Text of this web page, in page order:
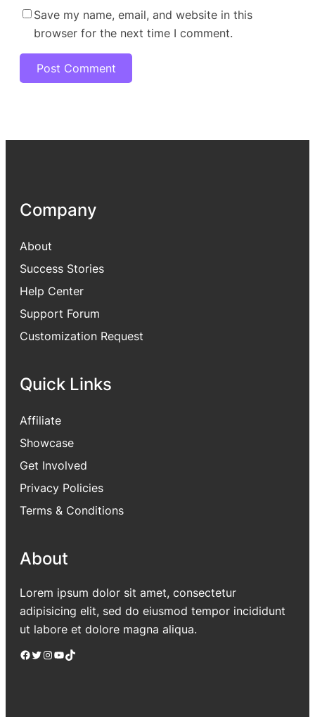
Save my name, email, and website in this
browser for the next time I comment.
Company
About
Success Stories
Help Center
Support Forum
Customization Request
Quick Links
Affiliate
Showcase
Get Involved
Privacy Policies
Terms & Conditions
About
Lorem ipsum dolor sit amet, consectetur
adipisicing elit, sed do eiusmod tempor incididunt
ut labore et dolore magna aliqua.